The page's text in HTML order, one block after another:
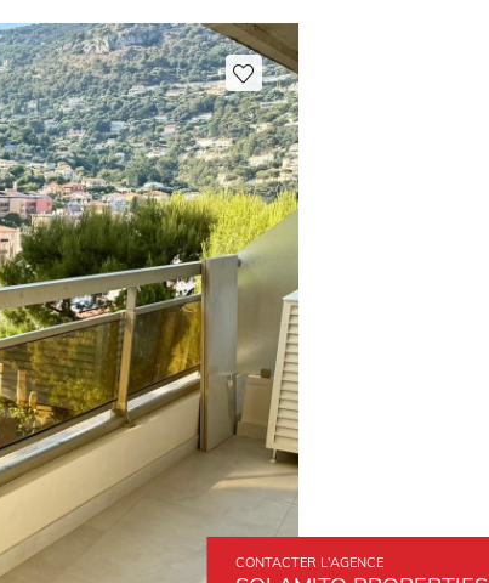
CONTACTER L'AGENCE